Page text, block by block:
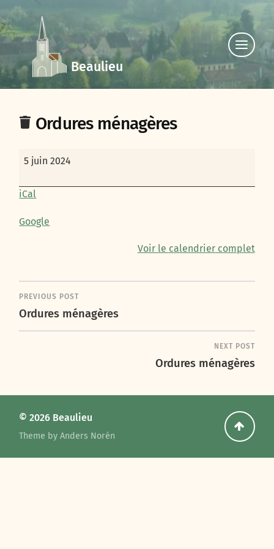
Beaulieu
Click
to
Ordures ménagères
Ordures
ménagères
5 juin 2024
iCal
Google
Voir le calendrier complet
PREVIOUS POST
Ordures ménagères
NEXT POST
Ordures ménagères
© 2026 Beaulieu
Theme byAnders Norén
Go
back